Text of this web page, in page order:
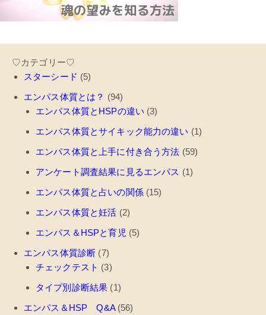
♡カテゴリー♡
スターシード (5)
エンパス体質とは？ (94)
エンパス体質とHSPの違い (3)
エンパス体質とサイキック能力の違い (1)
エンパス体質と上手に付き合う方法 (59)
アンケート調査結果に見るエンパス (1)
エンパス体質と占いの関係(15)
エンパス体質と妊活 (2)
エンパス＆HSPと育児 (5)
エンパス体質診断 (7)
チェックテスト (3)
タイプ別診断結果 (1)
エンパス＆HSP Q&A(56)